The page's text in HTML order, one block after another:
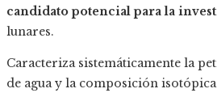
candidato potencial para la
lunares.
Caracteriza sistemáticamente la
de agua y la composición